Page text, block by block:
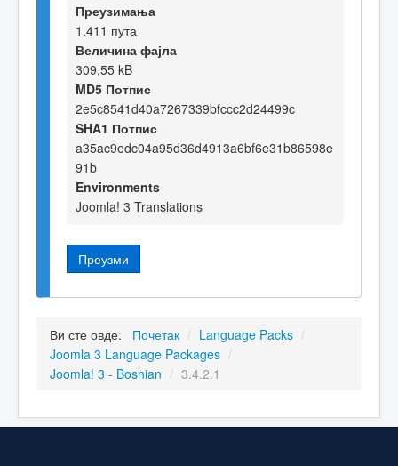
Преузимања
1.411 пута
Величина фајла
309,55 kB
MD5 Потпис
2e5c8541d40a7267339bfccc2d24499c
SHA1 Потпис
a35ac9edc04a95d36d4913a6bf6e31b86598e
91b
Environments
Joomla! 3 Translations
Преузми
Ви сте овде: Почетак / Language Packs /
Joomla 3 Language Packages /
Joomla! 3 - Bosnian / 3.4.2.1